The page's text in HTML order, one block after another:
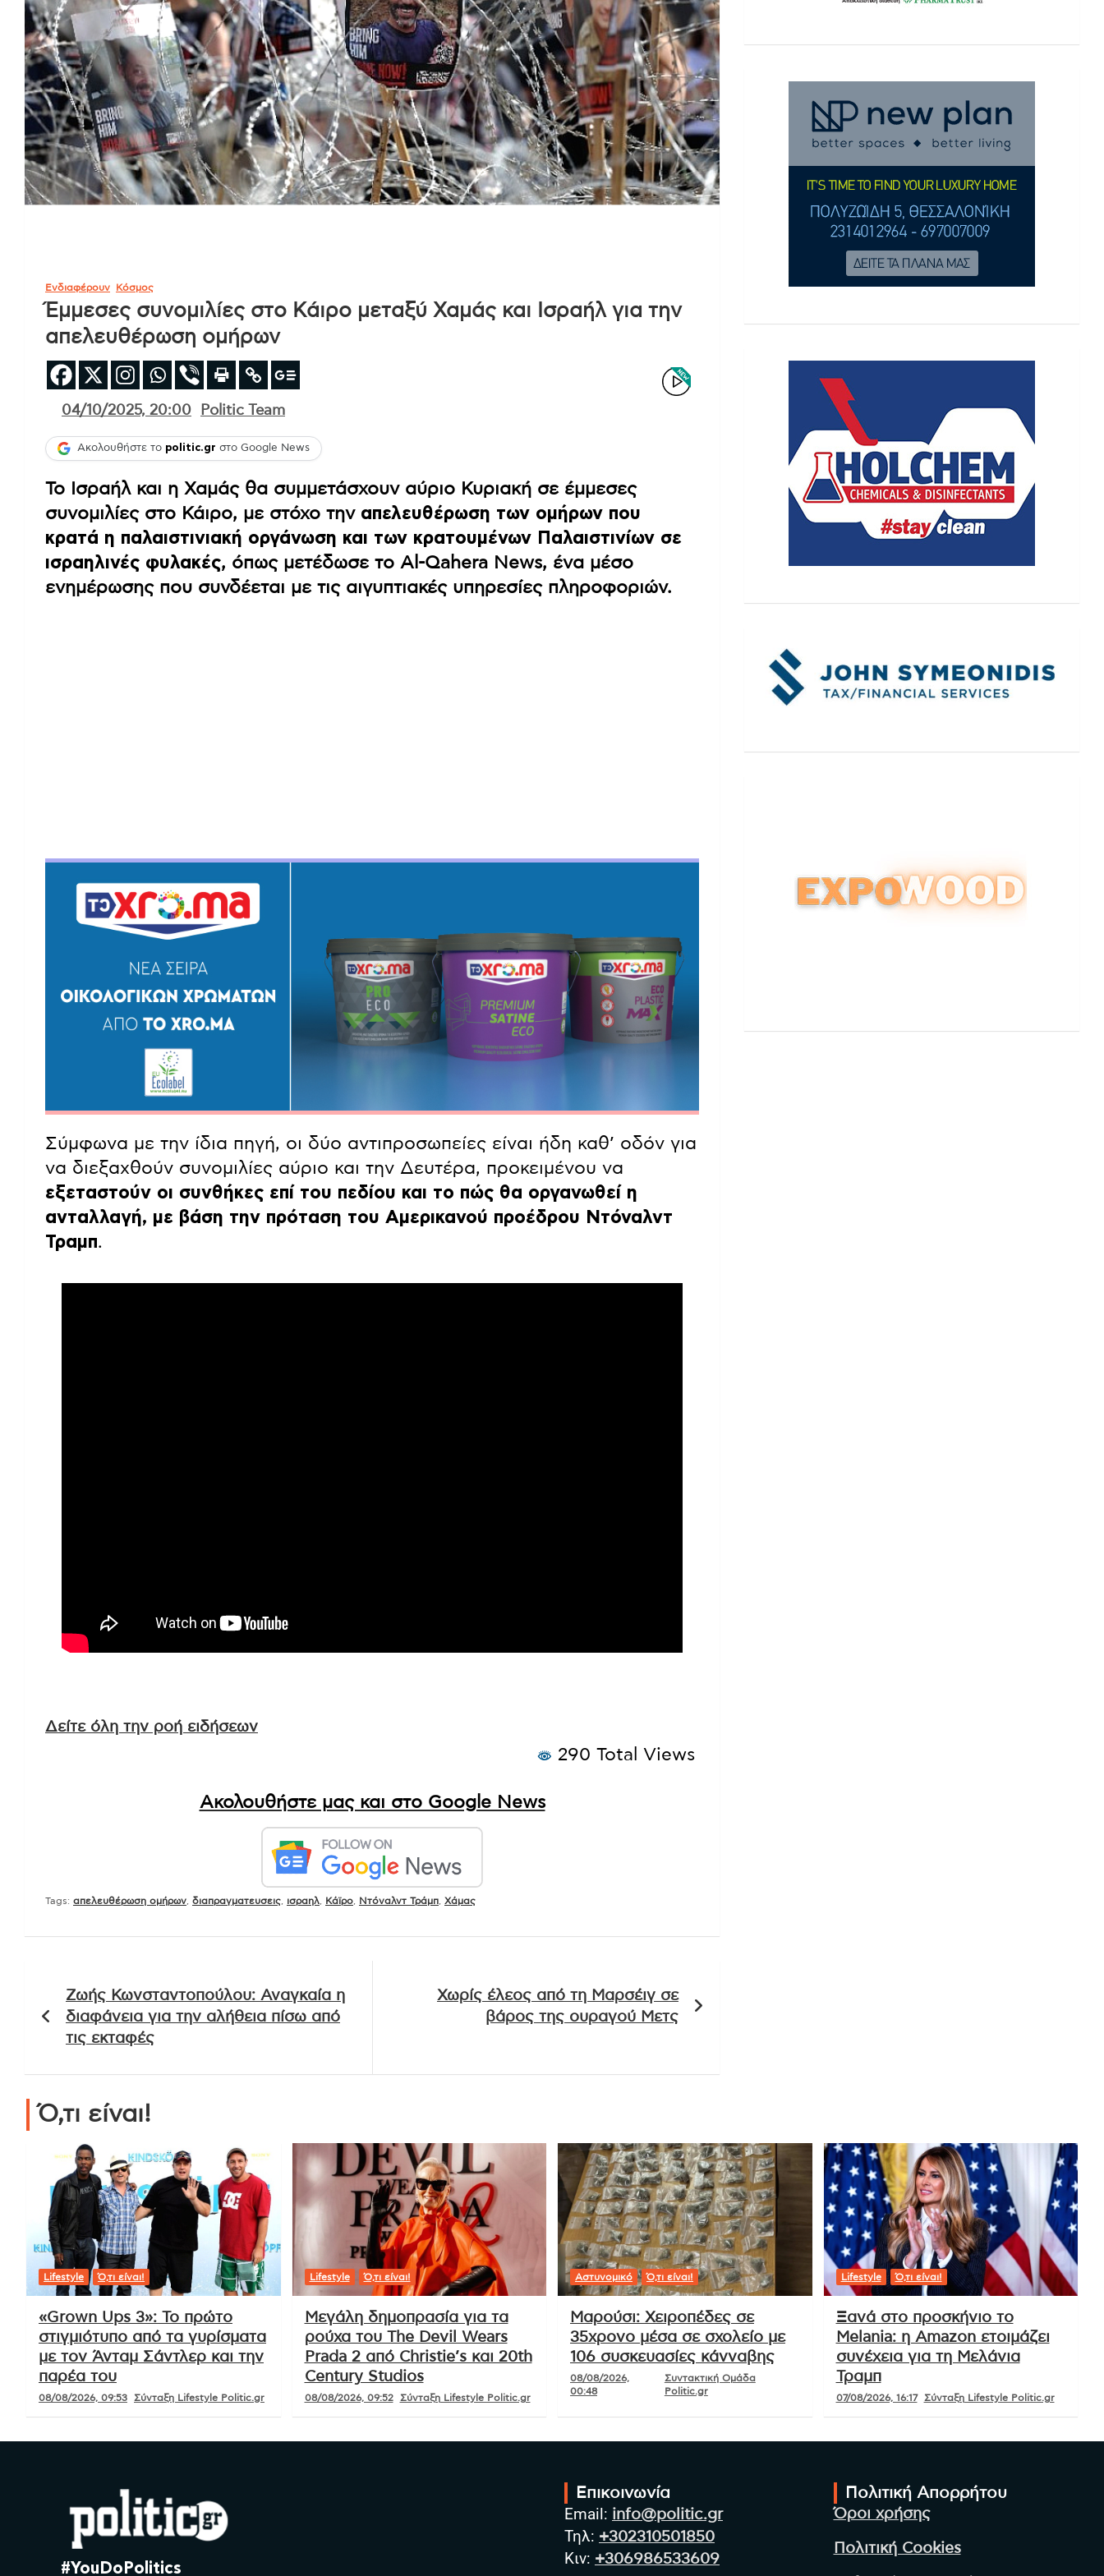
Ενδιαφέρουν Κόσμος
Έμμεσες συνομιλίες στο Κάιρο μεταξύ Χαμάς και Ισραήλ για την
απελευθέρωση ομήρων
04/10/2025, 20:00 Politic Team
Ακολουθήστε το politic.gr στο Google News
Το Ισραήλ και η Χαμάς θα συμμετάσχουν αύριο Κυριακή σε έμμεσες
συνομιλίες στο Κάιρο, με στόχο την απελευθέρωση των ομήρων που
κρατά η παλαιστινιακή οργάνωση και των κρατουμένων Παλαιστινίων σε
ισραηλινές φυλακές, όπως μετέδωσε το Al-Qahera News, ένα μέσο
ενημέρωσης που συνδέεται με τις αιγυπτιακές υπηρεσίες πληροφοριών.
Σύμφωνα με την ίδια πηγή, οι δύο αντιπροσωπείες είναι ήδη καθ’ οδόν για
να διεξαχθούν συνομιλίες αύριο και την Δευτέρα, προκειμένου να
εξεταστούν οι συνθήκες επί του πεδίου και το πώς θα οργανωθεί η
ανταλλαγή, με βάση την πρόταση του Αμερικανού προέδρου Ντόναλντ
Τραμπ.
Δείτε όλη την ροή ειδήσεων
290 Total Views
Ακολουθήστε μας και στο Google News
Tags: απελευθέρωση ομήρων διαπραγματευσεις ισραηλ Κάϊρο Ντόναλντ Τράμπ Χάμας
άρθρων
Ζωής Κωνσταντοπούλου: Αναγκαία η
διαφάνεια για την αλήθεια πίσω από
τις εκταφές
Χωρίς έλεος από τη Μαρσέιγ σε
βάρος της ουραγού Μετς
Ό,τι είναι!
Lifestyle Ό,τι είναι!
«Grown Ups 3»: Το πρώτο
στιγμιότυπο από τα γυρίσματα
με τον Άνταμ Σάντλερ και την
παρέα του
08/08/2026, 09:53 Σύνταξη Lifestyle Politic.gr
Lifestyle Ό,τι είναι!
Μεγάλη δημοπρασία για τα
ρούχα του The Devil Wears
Prada 2 από Christie’s και 20th
Century Studios
08/08/2026, 09:52 Σύνταξη Lifestyle Politic.gr
Αστυνομικό Ό,τι είναι!
Μαρούσι: Χειροπέδες σε
35χρονο μέσα σε σχολείο με
106 συσκευασίες κάνναβης
08/08/2026,
00:48
Συντακτική Ομάδα
Politic.gr
Lifestyle Ό,τι είναι!
Ξανά στο προσκήνιο το
Melania: η Amazon ετοιμάζει
συνέχεια για τη Μελάνια
Τραμπ
07/08/2026, 16:17 Σύνταξη Lifestyle Politic.gr
#YouDoPolitics
Επικοινωνία
Email: info@politic.gr
Τηλ: +302310501850
Κιν: +306986533609
Πολιτική Απορρήτου
Όροι χρήσης
Πολιτική Cookies